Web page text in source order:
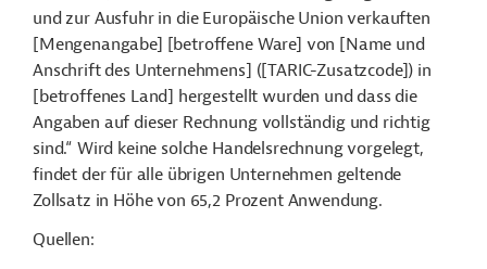
und zur Ausfuhr in die Europäische Union verkauften
[Mengenangabe] [betroffene Ware] von [Name und
Anschrift des Unternehmens] ([TARIC-Zusatzcode]) in
[betroffenes Land] hergestellt wurden und dass die
Angaben auf dieser Rechnung vollständig und richtig
sind.“ Wird keine solche Handelsrechnung vorgelegt,
findet der für alle übrigen Unternehmen geltende
Zollsatz in Höhe von 65,2 Prozent Anwendung.
Quellen: